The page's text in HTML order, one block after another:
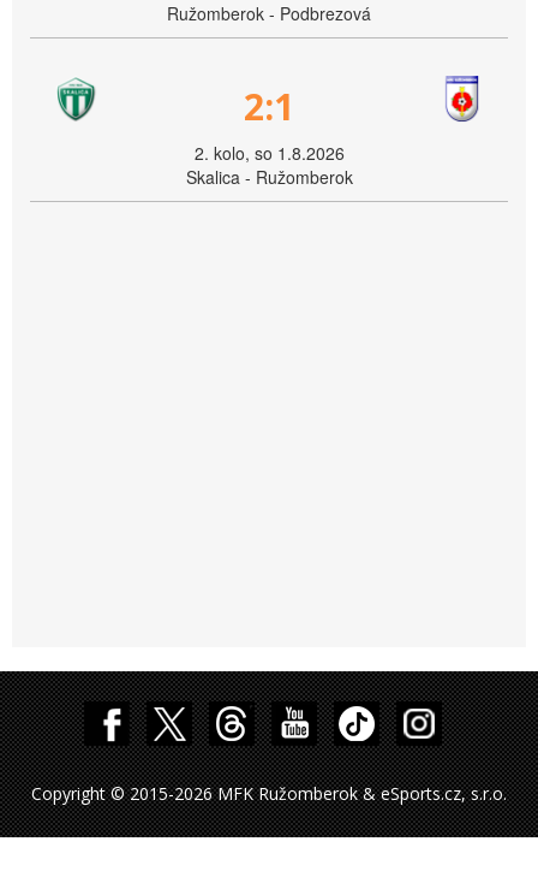
Ružomberok - Podbrezová
2:1
2. kolo, so 1.8.2026
Skalica - Ružomberok
Copyright © 2015-2026 MFK Ružomberok & eSports.cz, s.r.o.